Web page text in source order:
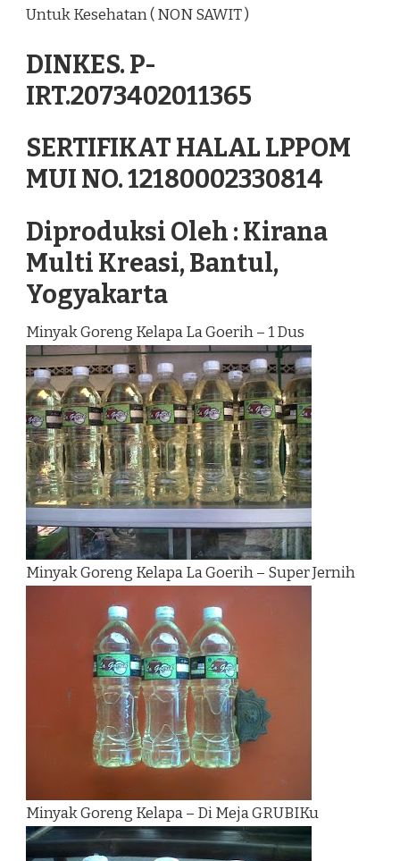
Untuk Kesehatan ( NON SAWIT )
DINKES. P-
IRT.2073402011365
SERTIFIKAT HALAL LPPOM
MUI NO. 12180002330814
Diproduksi Oleh : Kirana
Multi Kreasi, Bantul,
Yogyakarta
Minyak Goreng Kelapa La Goerih – 1 Dus
Minyak Goreng Kelapa La Goerih – Super Jernih
Minyak Goreng Kelapa – Di Meja GRUBIKu